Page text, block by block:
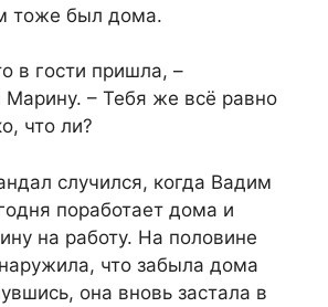
тоже был дома.
в гости пришла, –
Марину. – Тебя же всё равно
что ли?
случился, когда Вадим
поработает дома и
на работу. На половине
что забыла дома
она вновь застала в